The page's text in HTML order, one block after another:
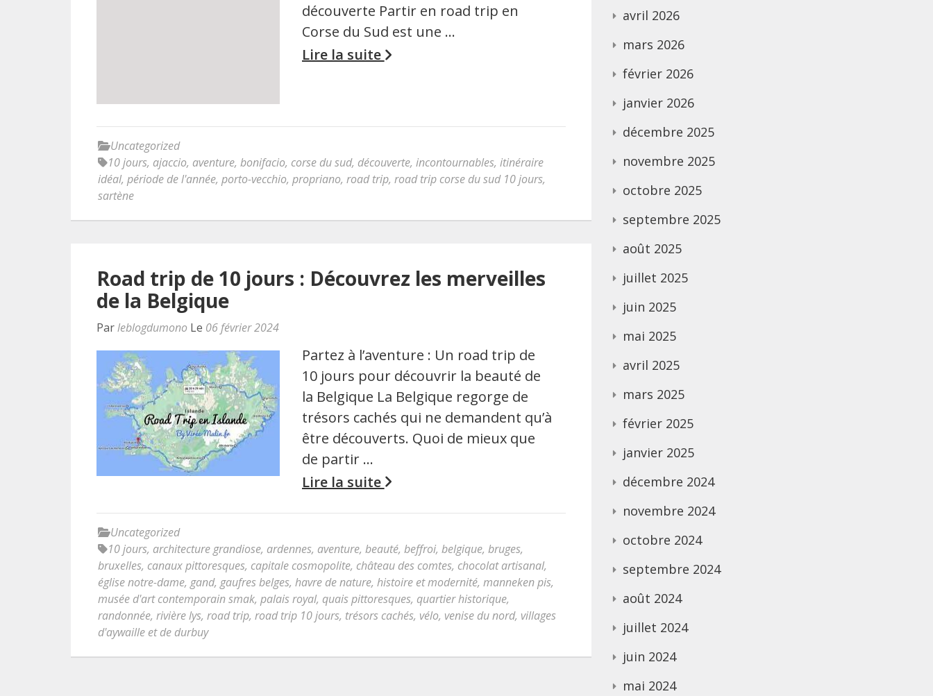
découverte Partir en road trip en
Corse du Sud est une …
Lire la suite
Uncategorized
10 jours, ajaccio, aventure, bonifacio, corse du sud, découverte, incontournables, itinéraire
idéal, période de l'année, porto-vecchio, propriano, road trip, road trip corse du sud 10 jours,
sartène
Road trip de 10 jours : Découvrez les merveilles
de la Belgique
Parleblogdumono Le 06 février 2024
Partez à l’aventure : Un road trip de
10 jours pour découvrir la beauté de
la Belgique La Belgique regorge de
trésors cachés qui ne demandent qu’à
être découverts. Quoi de mieux que
de partir …
Lire la suite
Uncategorized
10 jours, architecture grandiose, ardennes, aventure, beauté, beffroi, belgique, bruges,
bruxelles, canaux pittoresques, capitale cosmopolite, château des comtes, chocolat artisanal,
église notre-dame, gand, gaufres belges, havre de nature, histoire et modernité, manneken pis,
musée d'art contemporain smak, palais royal, quais pittoresques, quartier historique,
randonnée, rivière lys, road trip, road trip 10 jours, trésors cachés, vélo, venise du nord, villages
d'aywaille et de durbuy
avril 2026
mars 2026
février 2026
janvier 2026
décembre 2025
novembre 2025
octobre 2025
septembre 2025
août 2025
juillet 2025
juin 2025
mai 2025
avril 2025
mars 2025
février 2025
janvier 2025
décembre 2024
novembre 2024
octobre 2024
septembre 2024
août 2024
juillet 2024
juin 2024
mai 2024